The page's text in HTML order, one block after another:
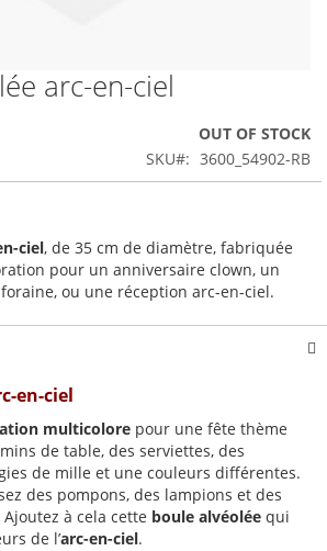
arc-en-ciel
OUT OF STOCK
SKU
3600_54902-RB
ciel, de 35 cm de diamètre, fabriquée
pour un anniversaire clown, un
ou une réception arc-en-ciel.
en-ciel
multicolore pour une fête thème
de table, des serviettes, des
de mille et une couleurs différentes.
des pompons, des lampions et des
à cela cette boule alvéolée qui
de l’arc-en-ciel.